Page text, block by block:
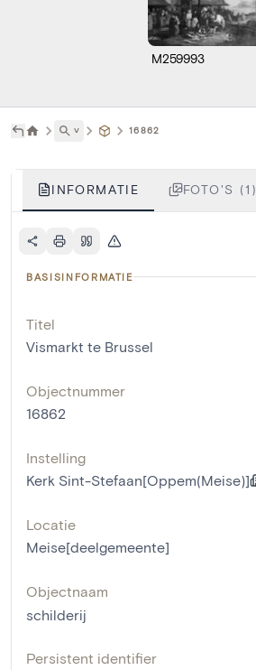
M259993
˅ 16862
INFORMATIE FOTO'S (1)
BASISINFORMATIE
Titel
Vismarkt te Brussel
Objectnummer
16862
Instelling
Kerk Sint-Stefaan[Oppem(Meise)]
Locatie
Meise[deelgemeente]
Objectnaam
schilderij
Persistent identifier